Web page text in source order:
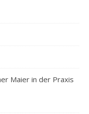
Maier in der Praxis